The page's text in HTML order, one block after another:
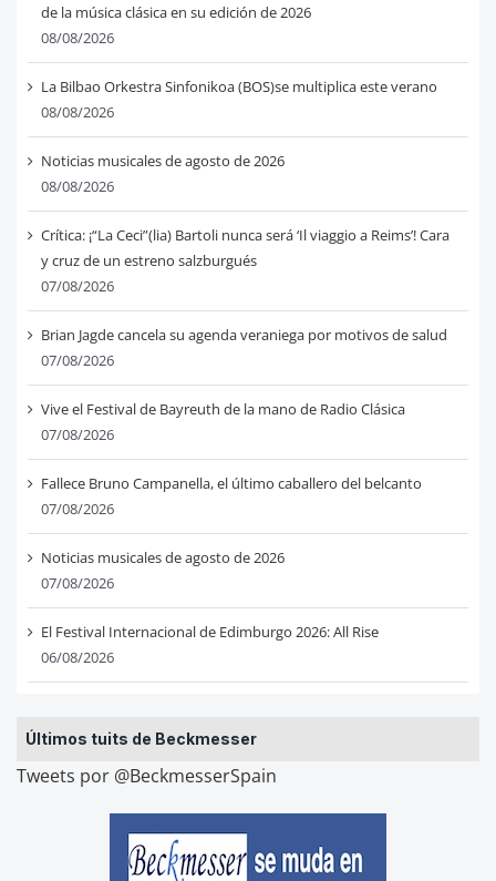
de la música clásica en su edición de 2026
08/08/2026
La Bilbao Orkestra Sinfonikoa (BOS)se multiplica este verano
08/08/2026
Noticias musicales de agosto de 2026
08/08/2026
Crítica: ¡“La Ceci”(lia) Bartoli nunca será ‘Il viaggio a Reims’! Cara
y cruz de un estreno salzburgués
07/08/2026
Brian Jagde cancela su agenda veraniega por motivos de salud
07/08/2026
Vive el Festival de Bayreuth de la mano de Radio Clásica
07/08/2026
Fallece Bruno Campanella, el último caballero del belcanto
07/08/2026
Noticias musicales de agosto de 2026
07/08/2026
El Festival Internacional de Edimburgo 2026: All Rise
06/08/2026
Últimos tuits de Beckmesser
Tweets por @BeckmesserSpain